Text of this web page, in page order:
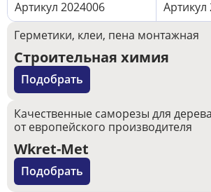
Артикул 2024006 Артикул
Герметики, клеи, пена монтажная
Строительная химия
Подобрать
Качественные саморезы для дерева
от европейского производителя
Wkret-Met
Подобрать